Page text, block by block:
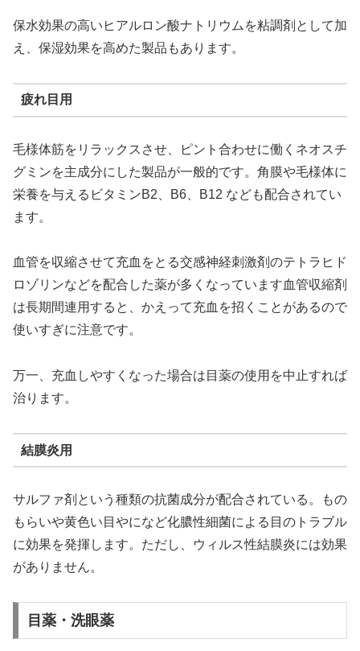
保水効果の高いヒアルロン酸ナトリウムを粘調剤として加
え、保湿効果を高めた製品もあります。
疲れ目用
毛様体筋をリラックスさせ、ピント合わせに働くネオスチ
グミンを主成分にした製品が一般的です。角膜や毛様体に
栄養を与えるビタミンB2、B6、B12 なども配合されてい
ます。
血管を収縮させて充血をとる交感神経刺激剤のテトラヒド
ロゾリンなどを配合した薬が多くなっています血管収縮剤
は長期間連用すると、かえって充血を招くことがあるので
使いすぎに注意です。
万一、充血しやすくなった場合は目薬の使用を中止すれば
治ります。
結膜炎用
サルファ剤という種類の抗菌成分が配合されている。もの
もらいや黄色い目やになど化膿性細菌による目のトラブル
に効果を発揮します。ただし、ウィルス性結膜炎には効果
がありません。
目薬・洗眼薬